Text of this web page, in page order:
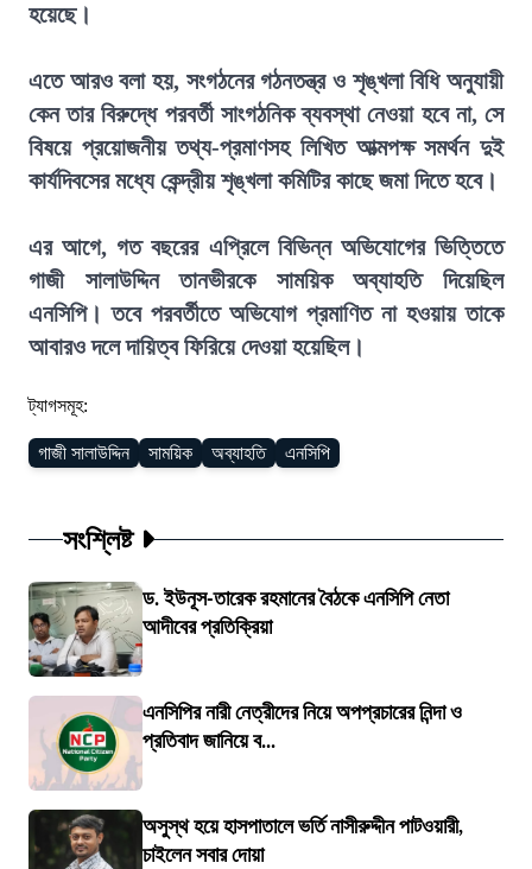
হয়েছে।
এতে আরও বলা হয়, সংগঠনের গঠনতন্ত্র ও শৃঙ্খলা বিধি অনুযায়ী
কেন তার বিরুদ্ধে পরবর্তী সাংগঠনিক ব্যবস্থা নেওয়া হবে না, সে
বিষয়ে প্রয়োজনীয় তথ্য-প্রমাণসহ লিখিত আত্মপক্ষ সমর্থন দুই
কার্যদিবসের মধ্যে কেন্দ্রীয় শৃঙ্খলা কমিটির কাছে জমা দিতে হবে।
এর আগে, গত বছরের এপ্রিলে বিভিন্ন অভিযোগের ভিত্তিতে
গাজী সালাউদ্দিন তানভীরকে সাময়িক অব্যাহতি দিয়েছিল
এনসিপি। তবে পরবর্তীতে অভিযোগ প্রমাণিত না হওয়ায় তাকে
আবারও দলে দায়িত্ব ফিরিয়ে দেওয়া হয়েছিল।
ট্যাগসমূহ:
গাজী সালাউদ্দিন সাময়িক অব্যাহতি এনসিপি
সংশ্লিষ্ট
ড. ইউনূস-তারেক রহমানের বৈঠকে এনসিপি নেতা
আদীবের প্রতিক্রিয়া
এনসিপির নারী নেত্রীদের নিয়ে অপপ্রচারের নিন্দা ও
প্রতিবাদ জানিয়ে ব...
অসুস্থ হয়ে হাসপাতালে ভর্তি নাসীরুদ্দীন পাটওয়ারী,
চাইলেন সবার দোয়া